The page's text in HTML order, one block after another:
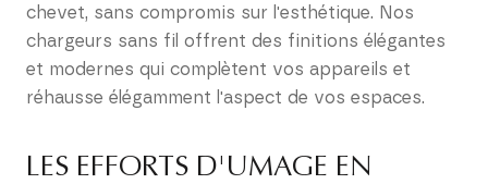
chevet, sans compromis sur l'esthétique. Nos
chargeurs sans fil offrent des finitions élégantes
et modernes qui complètent vos appareils et
réhausse élégamment l'aspect de vos espaces.
LES EFFORTS D'UMAGE EN